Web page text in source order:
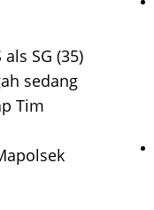
SG (35)
sedang
Tim